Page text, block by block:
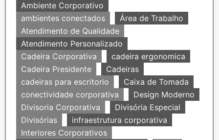
Ambiente Corporativo
ambientes conectados
Área de Trabalho
Atendimento de Qualidade
Atendimento Personalizado
Cadeira Corporativa
cadeira ergonomica
Cadeira Presidente
Cadeiras
cadeiras para escritorio
Caixa de Tomada
conectividade corporativa
Design Moderno
Divisoria Corporativa
Divisória Especial
Divisórias
infraestrutura corporativa
Interiores Corporativos